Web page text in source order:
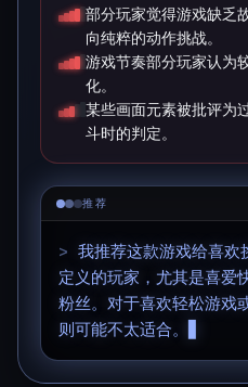
部分玩家觉得游戏缺乏
向纯粹的动作挑战。
游戏节奏部分玩家认为
化。
某些画面元素被批评为
斗时的判定。
推荐
> 我推荐这款游戏给喜欢
定义的玩家，尤其是喜爱
粉丝。对于喜欢轻松游戏
则可能不太适合。